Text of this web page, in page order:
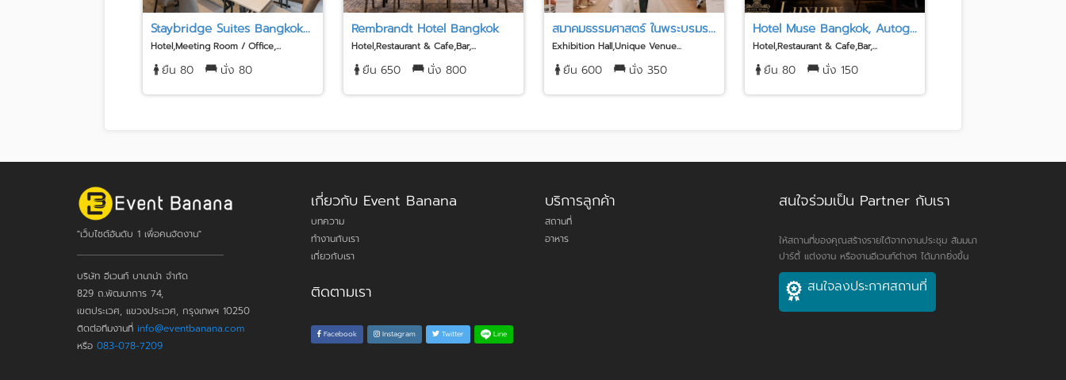
Staybridge Suites Bangkok...
Hotel,Meeting Room / Office,...
ยืน 80 นั่ง 80
Rembrandt Hotel Bangkok
Hotel,Restaurant & Cafe,Bar,...
ยืน 650 นั่ง 800
สมาคมธรรมศาสตร์ ในพระบรมร...
Exhibition Hall,Unique Venue...
ยืน 600 นั่ง 350
Hotel Muse Bangkok, Autog...
Hotel,Restaurant & Cafe,Bar,...
ยืน 80 นั่ง 150
"เว็บไซต์อันดับ 1 เพื่อคนจัดงาน"
บริษัท อีเวนท์ บานาน่า จำกัด
829 ถ.พัฒนาการ 74,
เขตประเวศ, แขวงประเวศ, กรุงเทพฯ 10250
ติดต่อทีมงานที่ info@eventbanana.com
หรือ 083-078-7209
เกี่ยวกับ Event Banana
บทความ
ทำงานกับเรา
เกี่ยวกับเรา
ติดตามเรา
Facebook Instagram Twitter Line
บริการลูกค้า
สถานที่
อาหาร
สนใจร่วมเป็น Partner กับเรา
ให้สถานที่ของคุณสร้างรายได้จากงานประชุม สัมมนา
ปาร์ตี้ แต่งงาน หรืองานอีเวนท์ต่างๆ ได้มากยิ่งขึ้น
สนใจลงประกาศสถานที่